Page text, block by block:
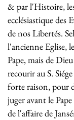
& par l'Histoire,
ecclésiastique des
de nos Libertés.
l'ancienne Eglise,
Pape, mais de
recourir au S.
forte raison, pour
juger avant le
de l'affaire de